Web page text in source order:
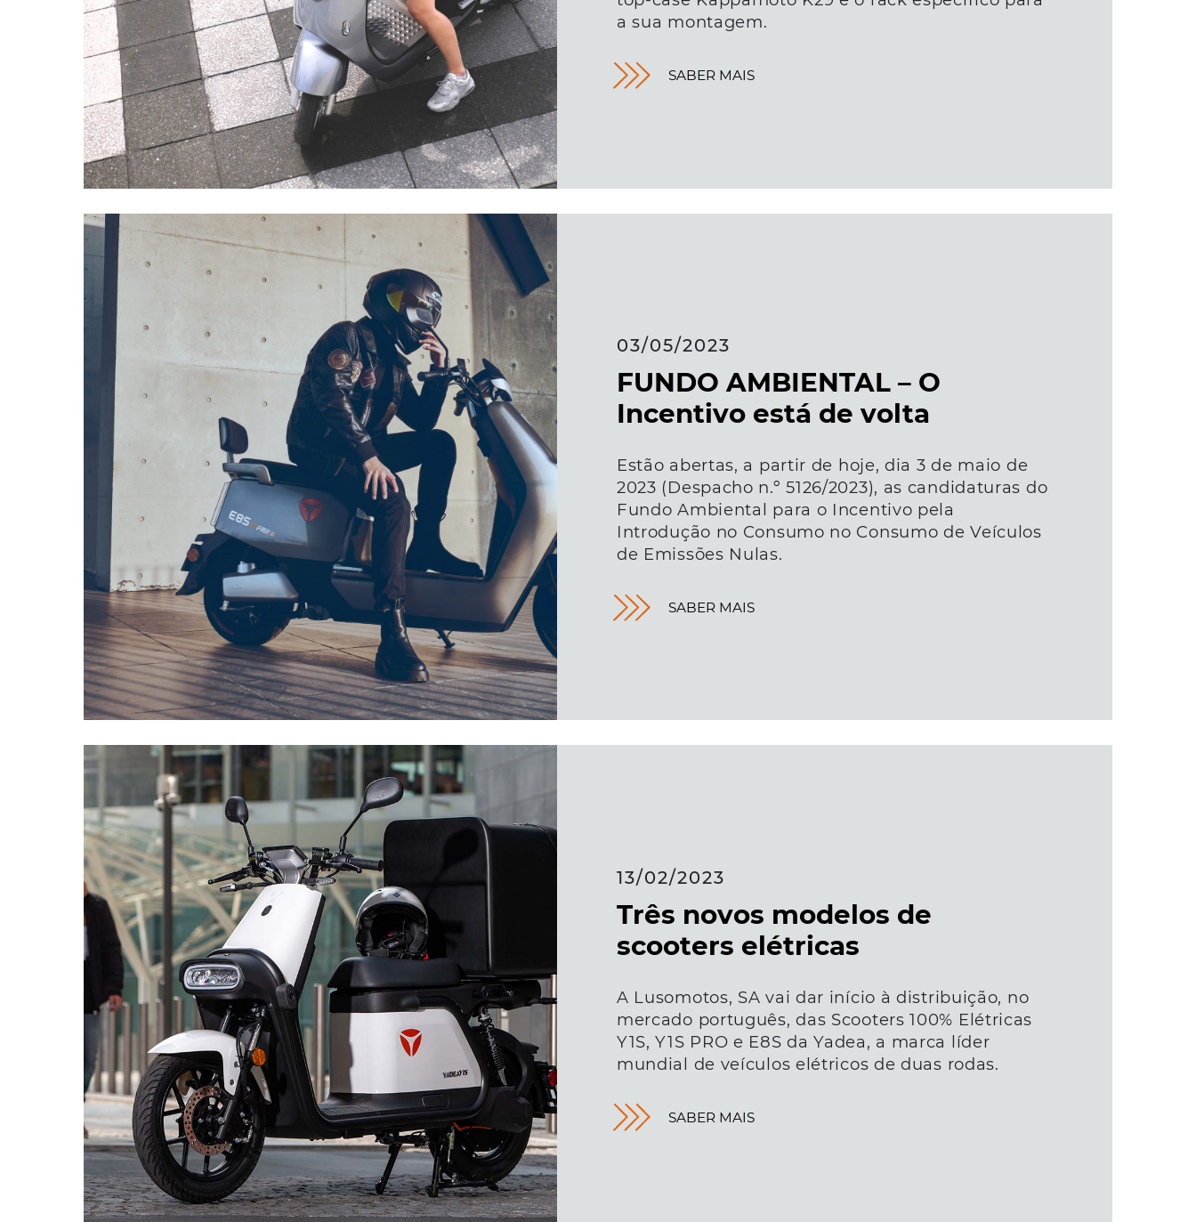
a sua montagem.
SABER MAIS
03/05/2023
FUNDO AMBIENTAL – O
Incentivo está de volta
Estão abertas, a partir de hoje, dia 3 de maio de
2023 (Despacho n.º 5126/2023), as candidaturas do
Fundo Ambiental para o Incentivo pela
Introdução no Consumo no Consumo de Veículos
de Emissões Nulas.
SABER MAIS
13/02/2023
Três novos modelos de
scooters elétricas
A Lusomotos, SA vai dar início à distribuição, no
mercado português, das Scooters 100% Elétricas
Y1S, Y1S PRO e E8S da Yadea, a marca líder
mundial de veículos elétricos de duas rodas.
SABER MAIS